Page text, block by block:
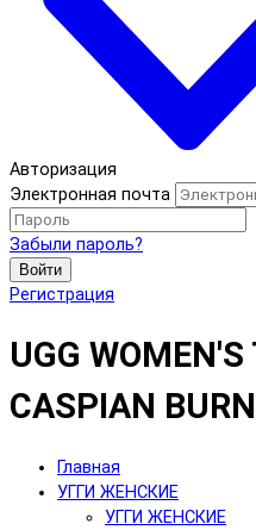
Авторизация
Электронная почта
Забыли пароль?
Войти
Регистрация
UGG
CASPIAN
Главная
УГГИ ЖЕНСКИЕ
УГГИ ЖЕНСКИЕ